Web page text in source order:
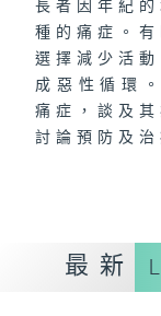
長者因年紀
種的痛症。
選擇減少活
成惡性循環
痛症，談及
討論預防及
慣，新技術
最新